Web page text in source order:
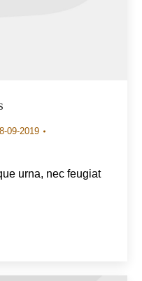
09-2019
urna, nec feugiat